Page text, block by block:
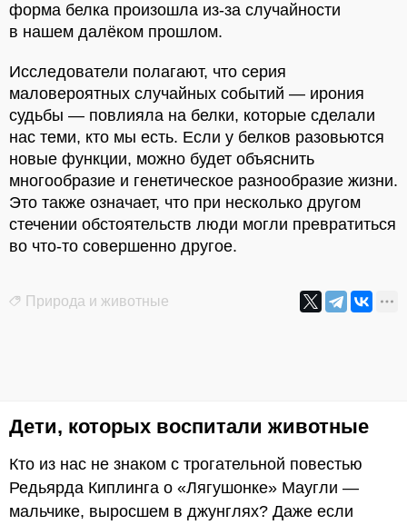
форма белка произошла из-за случайности
в нашем далёком прошлом.
Исследователи полагают, что серия
маловероятных случайных событий — ирония
судьбы — повлияла на белки, которые сделали
нас теми, кто мы есть. Если у белков разовьются
новые функции, можно будет объяснить
многообразие и генетическое разнообразие жизни.
Это также означает, что при несколько другом
стечении обстоятельств люди могли превратиться
во что-то совершенно другое.
Природа и животные
Дети, которых воспитали животные
Кто из нас не знаком с трогательной повестью
Редьярда Киплинга о «Лягушонке» Маугли —
мальчике, выросшем в джунглях? Даже если